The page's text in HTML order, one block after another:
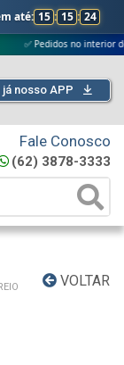
até: 15 : 15 : 23
✅ Pedidos no interior de
já nosso APP
Fale Conosco
(62) 3878-3333
VOLTAR